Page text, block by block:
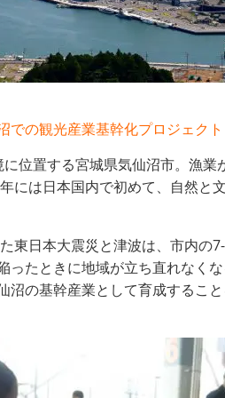
での観光産業基幹化プロジェクト
位置する宮城県気仙沼市。漁
には日本国内で初めて、自然と
東日本大震災と津波は、市内の
ったときに地域が立ち直れなく
の基幹産業として育成すること